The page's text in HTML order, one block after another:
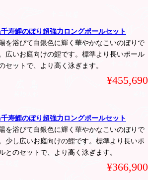
寿鯉のぼり超強力ロングポールセット
を浴びて白銀色に輝く華やかなこいのぼりで
広いお庭向けの鯉です。標準より長いポール
セットで、より高く泳ぎます。
¥455,690
寿鯉のぼり超強力ロングポールセット
を浴びて白銀色に輝く華やかなこいのぼりで
少し広いお庭向けの鯉です。標準より長いポ
とのセットで、より高く泳ぎます。
¥366,900